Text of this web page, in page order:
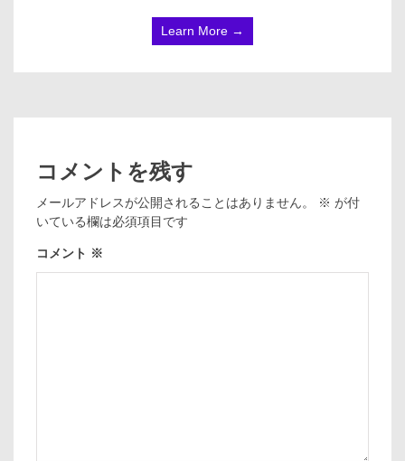
Learn More →
コメントを残す
メールアドレスが公開されることはありません。 ※ が付
いている欄は必須項目です
コメント ※